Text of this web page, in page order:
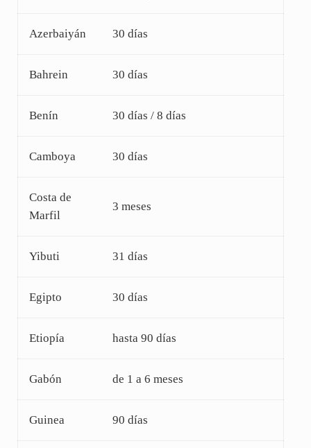
Azerbaiyán 30 días
Bahrein 30 días
Benín 30 días / 8 días
Camboya 30 días
Costa de
Marfil
3 meses
Yibuti 31 días
Egipto 30 días
Etiopía hasta 90 días
Gabón de 1 a 6 meses
Guinea 90 días